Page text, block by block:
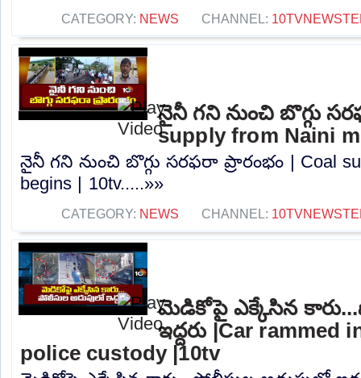
CATEGORY: NEWS CHANNEL:
నైనీ గని నుంచి బొగ్గు
supply from Naini
నైనీ గని నుంచి బొగ్గు సరఫరా ప్రారంభం | Coal
begins | 10tv.....»»
CATEGORY: NEWS CHANNEL:
మెడికోపై ఎక్కేసిన
ఇద్దరు |Car rammed
police custody |10tv